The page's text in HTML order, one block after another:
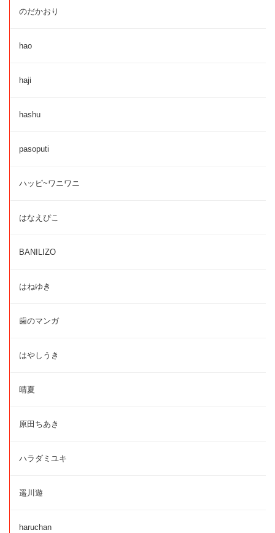
のだかおり
hao
haji
hashu
pasoputi
ハッピ~ワニワニ
はなえぴこ
BANILIZO
はねゆき
歯のマンガ
はやしうき
晴夏
原田ちあき
ハラダミユキ
遥川遊
haruchan